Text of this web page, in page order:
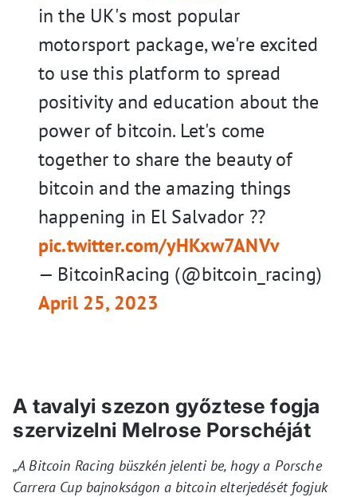
in the UK's most popular
motorsport package, we're excited
to use this platform to spread
positivity and education about the
power of bitcoin. Let's come
together to share the beauty of
bitcoin and the amazing things
happening in El Salvador ??
pic.twitter.com/yHKxw7ANVv
— BitcoinRacing (@bitcoin_racing)
April 25, 2023
A tavalyi szezon győztese fogja
szervizelni Melrose Porschéját
„A Bitcoin Racing büszkén jelenti be, hogy a Porsche
Carrera Cup bajnokságon a bitcoin elterjedését fogjuk